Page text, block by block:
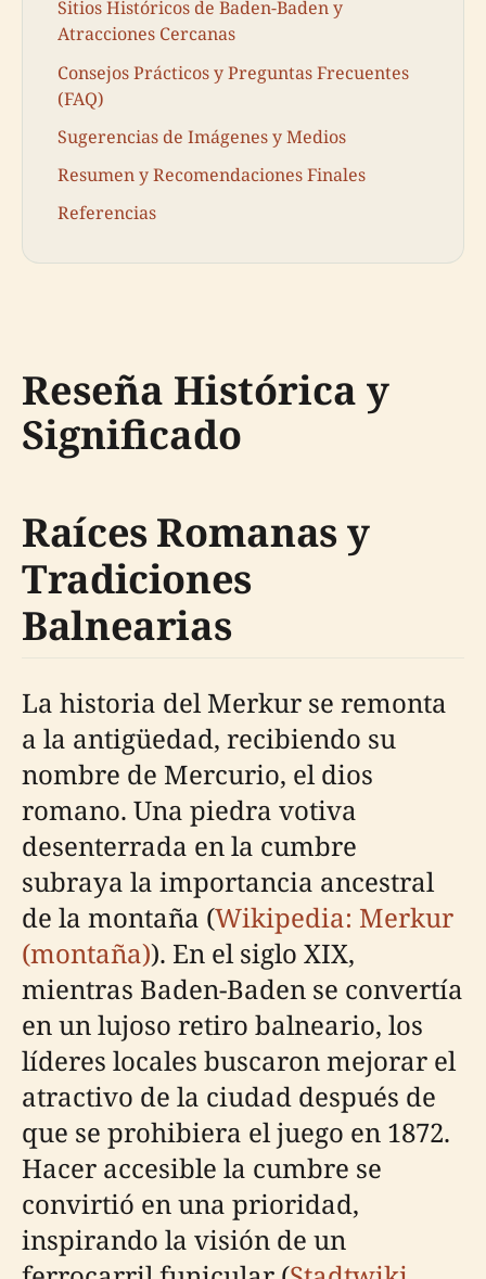
Sitios Históricos de Baden-Baden y
Atracciones Cercanas
Consejos Prácticos y Preguntas Frecuentes
(FAQ)
Sugerencias de Imágenes y Medios
Resumen y Recomendaciones Finales
Referencias
Reseña Histórica y
Significado
Raíces Romanas y
Tradiciones
Balnearias
La historia del Merkur se remonta
a la antigüedad, recibiendo su
nombre de Mercurio, el dios
romano. Una piedra votiva
desenterrada en la cumbre
subraya la importancia ancestral
de la montaña (Wikipedia: Merkur
(montaña)). En el siglo XIX,
mientras Baden-Baden se convertía
en un lujoso retiro balneario, los
líderes locales buscaron mejorar el
atractivo de la ciudad después de
que se prohibiera el juego en 1872.
Hacer accesible la cumbre se
convirtió en una prioridad,
inspirando la visión de un